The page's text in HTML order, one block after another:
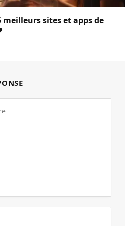
meilleurs sites et apps de